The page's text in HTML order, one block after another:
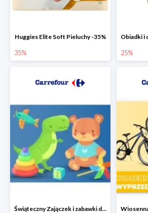
Huggies Elite Soft Pieluchy -35%
35% 25%
Świąteczny Zajączek i zabawki do -50% mniej